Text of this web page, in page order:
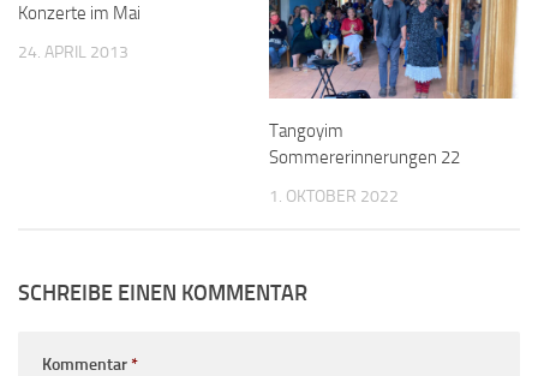
Konzerte im Mai
24. APRIL 2013
Tangoyim
Sommererinnerungen 22
1. OKTOBER 2022
SCHREIBE EINEN KOMMENTAR
Kommentar*